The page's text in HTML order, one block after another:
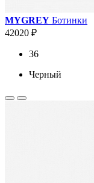
MYGREY Ботинки
42020 ₽
36
Черный